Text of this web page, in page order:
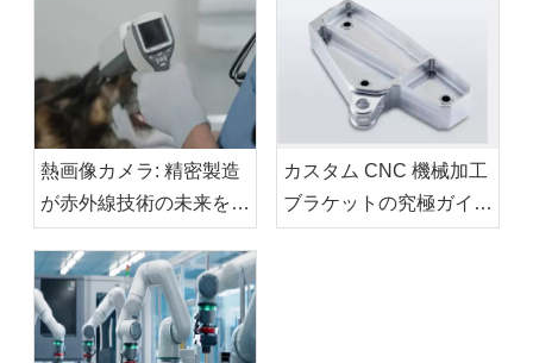
熱画像カメラ: 精密製造
が赤外線技術の未来を推
進
カスタム CNC 機械加工
ブラケットの究極ガイ
ド: 設計、材料、用途